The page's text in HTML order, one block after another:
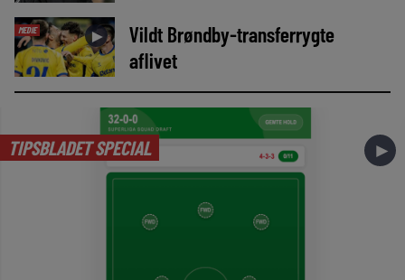
MEDIE ►
Vildt Brøndby-transferrygte
aflivet
TIPSBLADET SPECIAL ►